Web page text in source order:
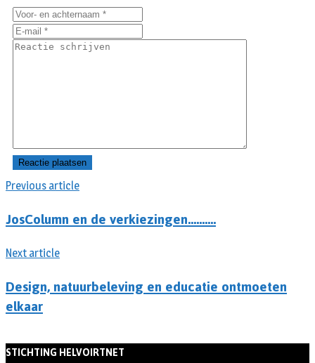
Previous article
JosColumn en de verkiezingen……….
Next article
Design, natuurbeleving en educatie ontmoeten
elkaar
STICHTING HELVOIRTNET